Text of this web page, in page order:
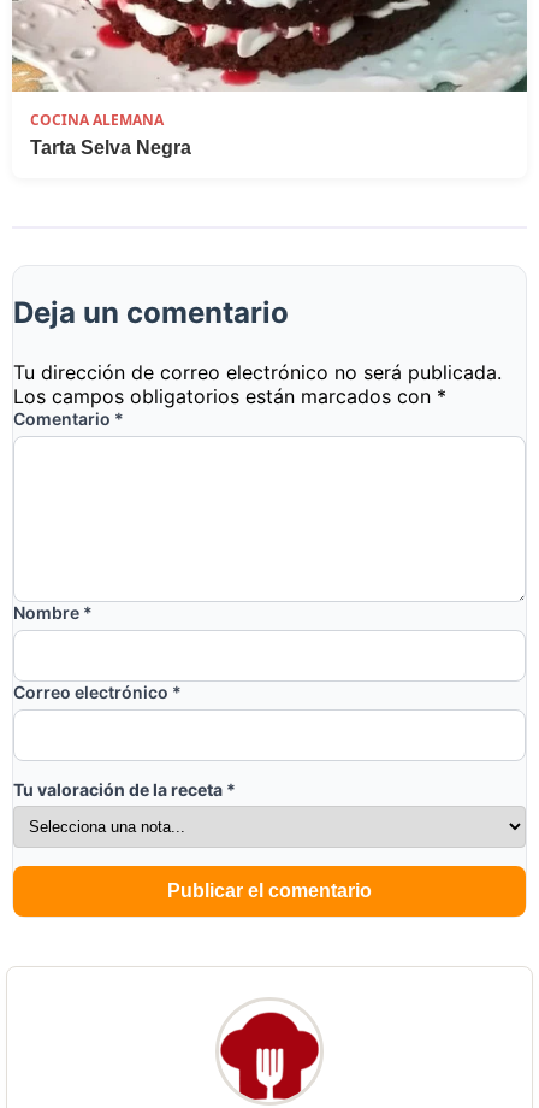
COCINA ALEMANA
Tarta Selva Negra
Deja un comentario
Tu dirección de correo electrónico no será publicada.
Los campos obligatorios están marcados con *
Comentario *
Nombre *
Correo electrónico *
Tu valoración de la receta *